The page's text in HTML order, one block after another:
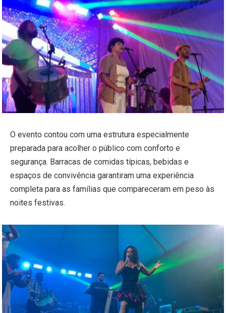
O evento contou com uma estrutura especialmente
preparada para acolher o público com conforto e
segurança. Barracas de comidas típicas, bebidas e
espaços de convivência garantiram uma experiência
completa para as famílias que compareceram em peso às
noites festivas.